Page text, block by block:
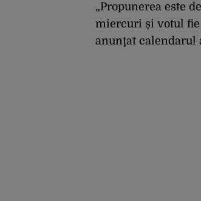
„Propunerea este
miercuri și votul fie
anunţat